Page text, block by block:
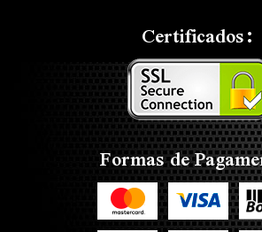
Certificados:
Formas de